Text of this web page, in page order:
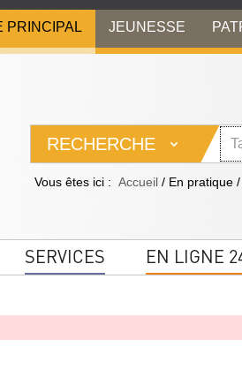
PRINCIPAL JEUNESSE
RECHERCHE
Vous êtes ici : Accueil / En pratique /
SERVICES EN LIGNE